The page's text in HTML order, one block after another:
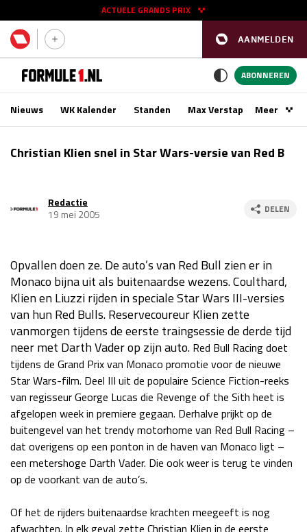
AANMELDEN
ACTUELE GRANDS PRIX
11 - 13 sep
Race
zo 15:00 - 17:00
Kwalificatie
vr 14:00 - 15:00
Race
za 13:00 - 15:00
GP SINGAPORE 2026 09 - 11 okt
Kwalificatie
za 15:00 - 16:00
Race
zo 14:00 - 16:00
GP VERENIGDE STATEN 2026 23 - 25 okt
Kwalificatie
za 23:00 - 00:00
Race
zo 21:00 - 23:00
GP SÃO PAULO 2026 06 - 08 nov
Race
zo 18:00 - 20:00
ABONNEREN
Nieuws WK Kalender Standen Max VerstappenMeer
Christian Klien snel in Star Wars-versie van Red B
Redactie
19 mei 2005
DELEN
Opvallen doen ze. De auto’s van Red Bull zien er in
Monaco bijna uit als buitenaardse wezens. Coulthard,
Klien en Liuzzi rijden in speciale Star Wars III-versies
van hun Red Bulls. Reservecoureur Klien zette
vanmorgen tijdens de eerste traingsessie de derde tijd
neer met Darth Vader op zijn auto. Red Bull Racing doet
tijdens de Grand Prix van Monaco promotie voor de nieuwe
Star Wars-film. Deel III uit de populaire Science Fiction-reeks
van regisseur George Lucas die Revenge of the Sith heet is
afgelopen week in premiere gegaan. Derhalve prijkt op de
buitengevel van het trendy motorhome van Red Bull Racing –
dat overigens op een ponton in de haven van Monaco ligt –
een metershoge Darth Vader. Die ook weer is terug te vinden
op de voorkant van de auto’s.
Of het de rijders buitenaardse krachten meegeeft is nog
afwachten. In elk geval zette Christian Klien in de eerste